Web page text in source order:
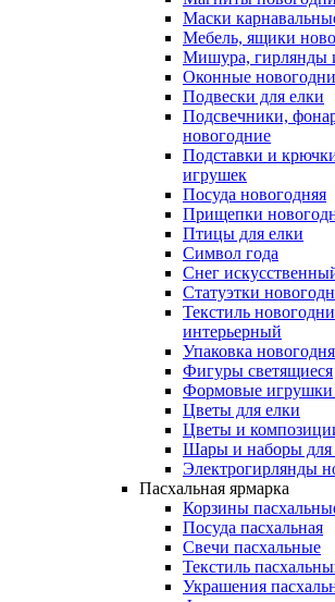
Маски
Мебель, ящики
Мишура, гирлянды
Оконные
Подвески для елки
Подсвечники,
новогодние
Подставки и
игрушек
Посуда новогодняя
Прищепки
Птицы для елки
Символ года
Снег
Статуэтки
Текстиль
интерьерный
Упаковка
Фигуры светящиеся
Формовые игрушки
Цветы для елки
Цветы и
Шары и наборы для
Электрогирлянды
Пасхальная ярмарка
Корзины
Посуда пасхальная
Свечи пасхальные
Текстиль
Украшения